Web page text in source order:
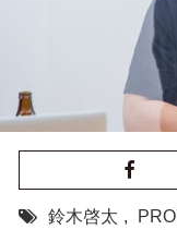
鈴木啓太 ,